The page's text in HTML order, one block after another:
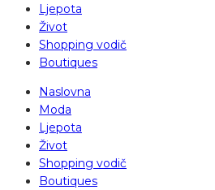
Ljepota
Život
Shopping vodič
Boutiques
Naslovna
Moda
Ljepota
Život
Shopping vodič
Boutiques